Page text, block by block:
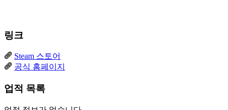
링크
Steam 스토어
공식 홈페이지
업적 목록